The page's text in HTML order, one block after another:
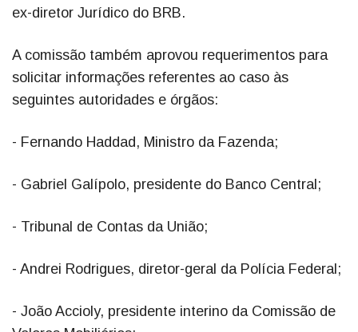
ex-diretor Jurídico do BRB.
A comissão também aprovou requerimentos para
solicitar informações referentes ao caso às
seguintes autoridades e órgãos:
- Fernando Haddad, Ministro da Fazenda;
- Gabriel Galípolo, presidente do Banco Central;
- Tribunal de Contas da União;
- Andrei Rodrigues, diretor-geral da Polícia Federal;
- João Accioly, presidente interino da Comissão de